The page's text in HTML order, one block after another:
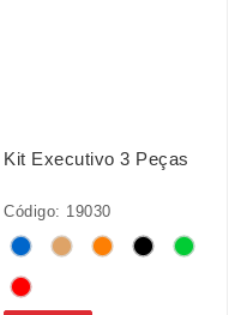
Kit Executivo 3 Peças
Código: 19030